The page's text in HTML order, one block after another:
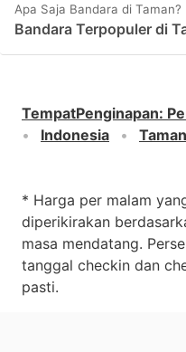
Apa Saja Bandara di Taman?
Bandara Terpopuler di
TempatPenginapan:
Indonesia
Taman
* Harga per malam
diperikirakan
masa mendatang.
tanggal checkin dan
pasti.